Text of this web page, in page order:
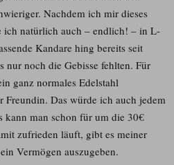
Nachdem ich mir dieses
ich natürlich auch – endlich! – in L-
Kandare hing bereits seit
nur noch die Gebisse fehlten. Für
ganz normales Edelstahl
Freundin. Das würde ich auch jedem
kann man schon für um die 30€
zufrieden läuft, gibt es meiner
Vermögen auszugeben.